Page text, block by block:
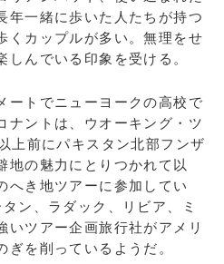
年一緒に歩いた人たちが持つ
くカップルが多い。無理をせ
んでいる印象を受ける。
トでニューヨークの高校で
ナントは、ウオーキング・ツ
上前にパキスタン北部フンザ
地の魅力にとりつかれて以
へき地ツアーに参加してい
ン、ラダック、リビア、ミ
いツアー企画旅行社がアメリ
ぎを削っているようだ。